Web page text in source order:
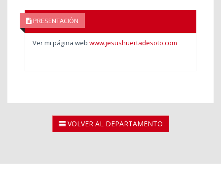
PRESENTACIÓN
Ver mi página web www.jesushuertadesoto.com
VOLVER AL DEPARTAMENTO